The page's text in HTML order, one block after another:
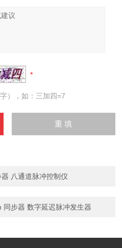
），如：三加四=7
八通道脉冲控制仪
同步器 数字延迟脉冲发生器